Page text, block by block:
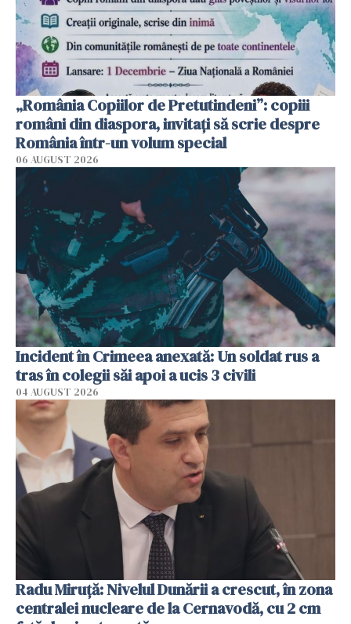
„România Copiilor de Pretutindeni”: copiii
români din diaspora, invitați să scrie despre
România într-un volum special
06 AUGUST 2026
Incident în Crimeea anexată: Un soldat rus a
tras în colegii săi apoi a ucis 3 civili
04 AUGUST 2026
Radu Miruţă: Nivelul Dunării a crescut, în zona
centralei nucleare de la Cernavodă, cu 2 cm